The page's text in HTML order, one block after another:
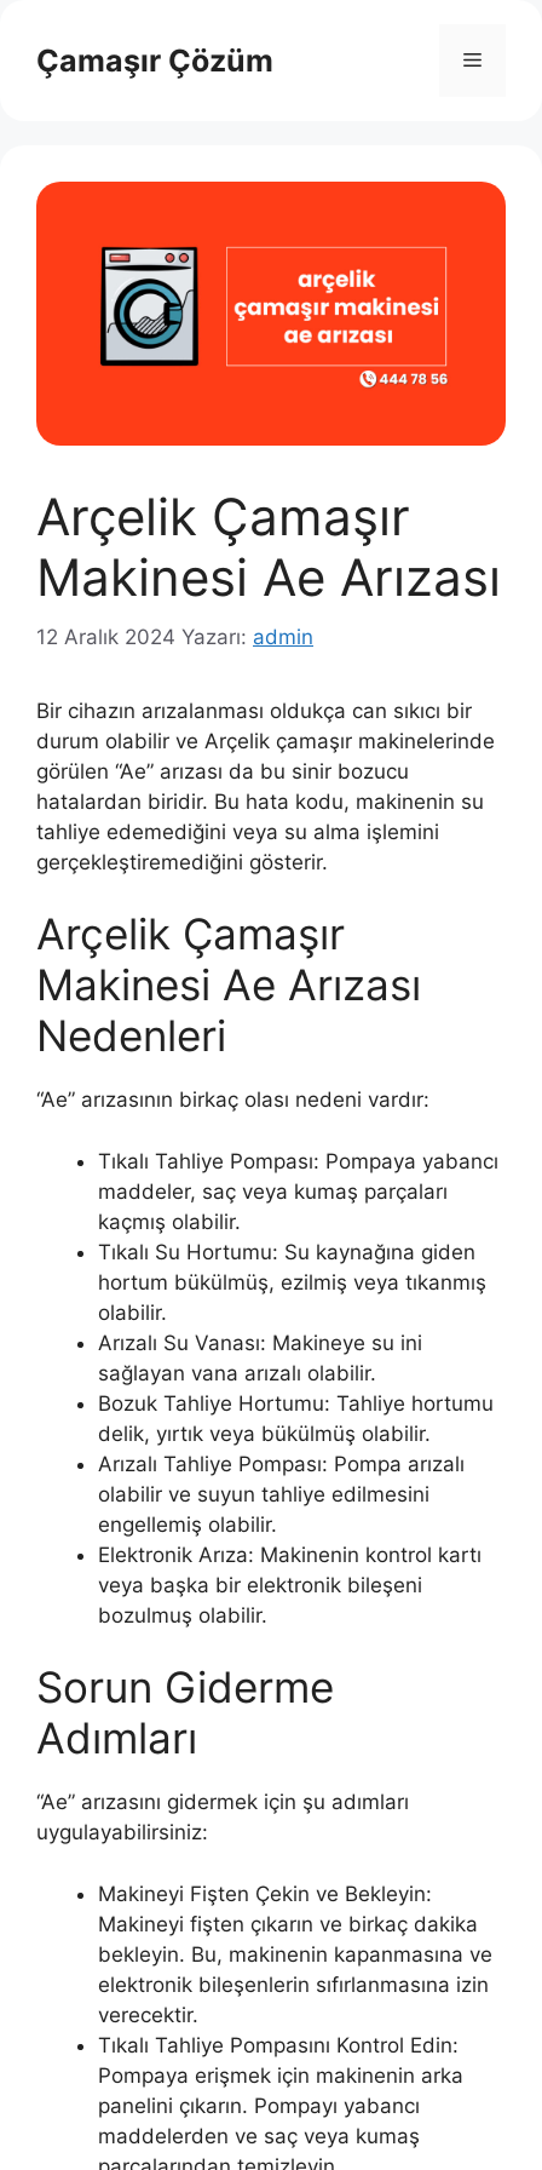
Çamaşır Çözüm Menü
Arçelik Çamaşır
Makinesi Ae Arızası
12 Aralık 2024 Yazarı: admin
Bir cihazın arızalanması oldukça can sıkıcı bir
durum olabilir ve Arçelik çamaşır makinelerinde
görülen “Ae” arızası da bu sinir bozucu
hatalardan biridir. Bu hata kodu, makinenin su
tahliye edemediğini veya su alma işlemini
gerçekleştiremediğini gösterir.
Arçelik Çamaşır
Makinesi Ae Arızası
Nedenleri
“Ae” arızasının birkaç olası nedeni vardır:
Tıkalı Tahliye Pompası: Pompaya yabancı
maddeler, saç veya kumaş parçaları
kaçmış olabilir.
Tıkalı Su Hortumu: Su kaynağına giden
hortum bükülmüş, ezilmiş veya tıkanmış
olabilir.
Arızalı Su Vanası: Makineye su ini
sağlayan vana arızalı olabilir.
Bozuk Tahliye Hortumu: Tahliye hortumu
delik, yırtık veya bükülmüş olabilir.
Arızalı Tahliye Pompası: Pompa arızalı
olabilir ve suyun tahliye edilmesini
engellemiş olabilir.
Elektronik Arıza: Makinenin kontrol kartı
veya başka bir elektronik bileşeni
bozulmuş olabilir.
Sorun Giderme
Adımları
“Ae” arızasını gidermek için şu adımları
uygulayabilirsiniz:
Makineyi Fişten Çekin ve Bekleyin:
Makineyi fişten çıkarın ve birkaç dakika
bekleyin. Bu, makinenin kapanmasına ve
elektronik bileşenlerin sıfırlanmasına izin
verecektir.
Tıkalı Tahliye Pompasını Kontrol Edin:
Pompaya erişmek için makinenin arka
panelini çıkarın. Pompayı yabancı
maddelerden ve saç veya kumaş